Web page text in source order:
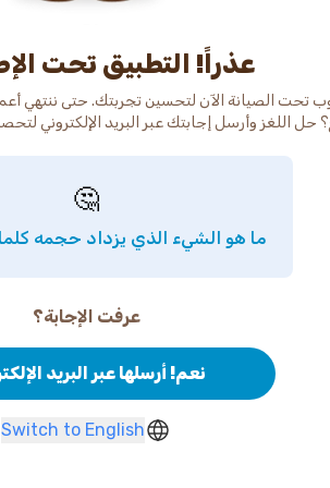
عذراً! التطبيق تحت
تحت الصيانة الآن لتحسين تجربتك. حتى ننتهي
حل اللغز وأرسل إجابتك عبر البريد
🤔
ما هو الشيء الذي يزداد حجمه
عرفت الإجابة؟
نعم! أرسلها عبر البريد
Switch to English